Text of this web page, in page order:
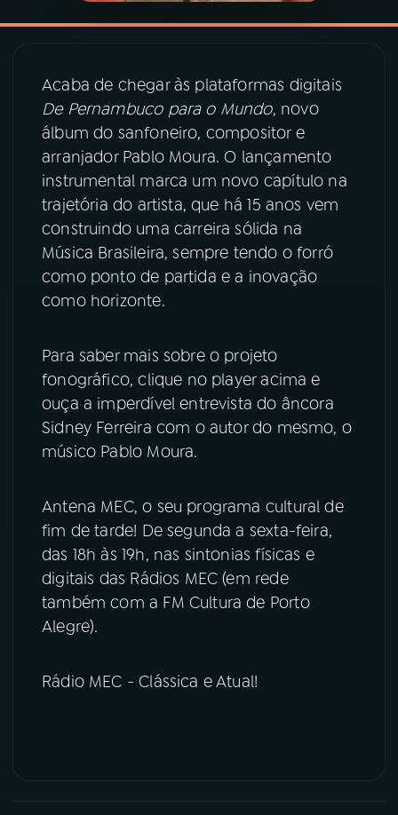
07ÚLTIMAS
08PRÊMIO RÁDIO MEC
ACOMPANHE A RÁDIO MEC
YouTube Facebook
Instagram X
TikTok
Acaba de chegar às plataformas digitais
De Pernambuco para o Mundo, novo
álbum do sanfoneiro, compositor e
arranjador Pablo Moura. O lançamento
instrumental marca um novo capítulo na
trajetória do artista, que há 15 anos vem
construindo uma carreira sólida na
Música Brasileira, sempre tendo o forró
como ponto de partida e a inovação
como horizonte.
Para saber mais sobre o projeto
fonográfico, clique no player acima e
ouça a imperdível entrevista do âncora
Sidney Ferreira com o autor do mesmo, o
músico Pablo Moura.
Antena MEC, o seu programa cultural de
fim de tarde! De segunda a sexta-feira,
das 18h às 19h, nas sintonias físicas e
digitais das Rádios MEC (em rede
também com a FM Cultura de Porto
Alegre).
Rádio MEC - Clássica e Atual!